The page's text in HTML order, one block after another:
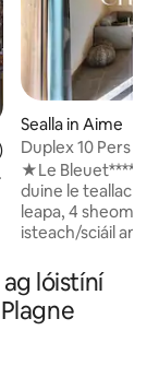
4.94 as 5, 18
Sealla in Aime
Duplex 10 Pers -
Plagne
★Le Bleuet***** -
duine le teallach,
leapa, 4 sheomra
isteach/sciáil
clúdaithe i sealla
áireamh,
Leapacha déanta
lóistíní